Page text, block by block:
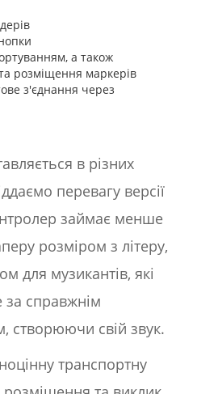
а також
розміщення маркерів
з'єднання через
в різних
перевагу версії
займає менше
розміром з літеру,
для музикантів, які
за справжнім
створюючи свій звук.
транспортну